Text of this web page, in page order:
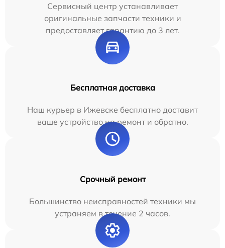
Сервисный центр устанавливает
оригинальные запчасти техники и
предоставляет гарантию до 3 лет.
Бесплатная доставка
Наш курьер в Ижевске бесплатно доставит
ваше устройство на ремонт и обратно.
Срочный ремонт
Большинство неисправностей техники мы
устраняем в течение 2 часов.